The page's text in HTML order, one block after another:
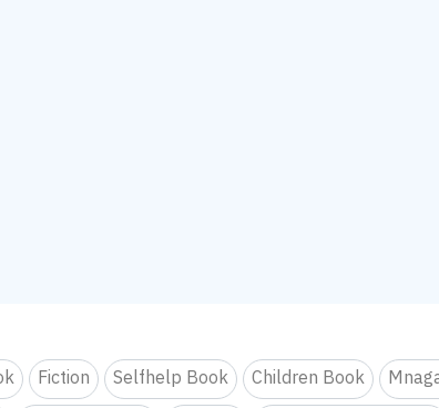
Fiction Selfhelp Book Children Book